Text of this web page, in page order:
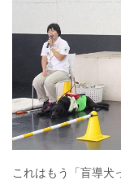
これはもう「盲導犬